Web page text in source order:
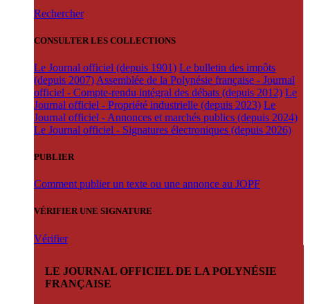
Rechercher
CONSULTER LES COLLECTIONS
Le Journal officiel (depuis 1901) Le bulletin des impôts
(depuis 2007) Assemblée de la Polynésie française - Journal
officiel - Compte-rendu intégral des débats (depuis 2012) Le
Journal officiel - Propriété industrielle (depuis 2023) Le
Journal officiel - Annonces et marchés publics (depuis 2024)
Le Journal officiel - Signatures électroniques (depuis 2026)
PUBLIER
Comment publier un texte ou une annonce au JOPF
VÉRIFIER UNE SIGNATURE
Vérifier
LE JOURNAL OFFICIEL DE LA POLYNÉSIE
FRANÇAISE